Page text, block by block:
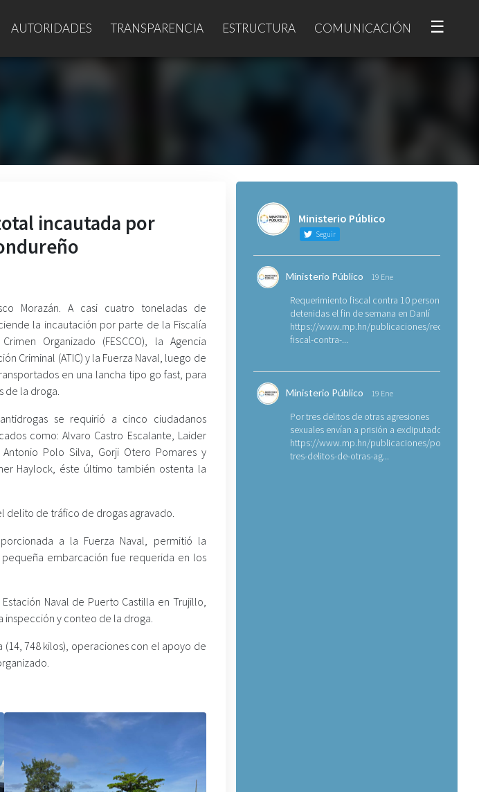
AUTORIDADES TRANSPARENCIA ESTRUCTURA COMUNICACIÓN ☰
incautada por
Morazán. A casi cuatro toneladas de
la incautación por parte de la Fiscalía
Organizado (FESCCO), la Agencia
Criminal (ATIC) y la Fuerza Naval, luego de
en una lancha tipo go fast, para
de la droga.
se requirió a cinco ciudadanos
como: Alvaro Castro Escalante, Laider
Antonio Polo Silva, Gorji Otero Pomares y
Haylock, éste último también ostenta la
delito de tráfico de drogas agravado.
a la Fuerza Naval, permitió la
embarcación fue requerida en los
Naval de Puerto Castilla en Trujillo,
inspección y conteo de la droga.
748 kilos), operaciones con el apoyo de
Ministerio Público
Seguir
Ministerio Público 19 Ene
Requerimiento fiscal contra 10 personas
detenidas el fin de semana en Danlí
https://www.mp.hn/publicaciones/
fiscal-contra-...
Ministerio Público 19 Ene
Por tres delitos de otras agresiones
sexuales envían a prisión a exdiputado
https://www.mp.hn/publicaciones/por-
tres-delitos-de-otras-ag...